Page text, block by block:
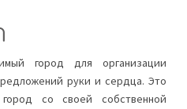
город для организации
руки и сердца. Это
со своей собственной